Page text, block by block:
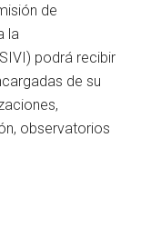
de
la
podrá recibir
de su
observatorios